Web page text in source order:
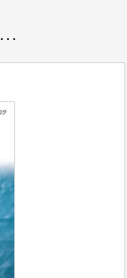
ダイナミックレジン上下水カタログD245B_1122